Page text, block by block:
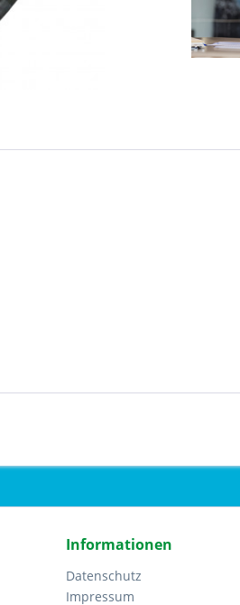
Informationen
Datenschutz
Impressum